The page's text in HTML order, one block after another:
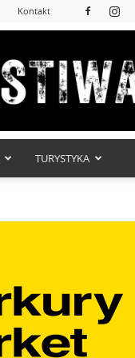
Kontakt
TURYSTYKA